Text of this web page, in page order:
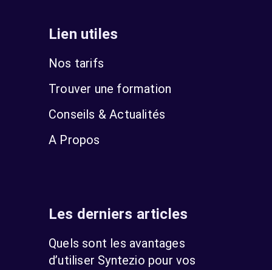
Lien utiles
Nos tarifs
Trouver une formation
Conseils & Actualités
A Propos
Les derniers articles
Quels sont les avantages
d’utiliser Syntezio pour vos